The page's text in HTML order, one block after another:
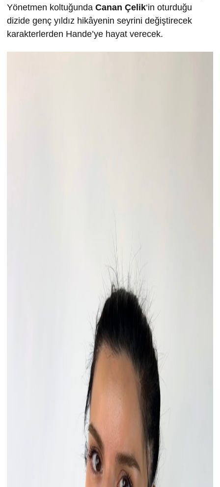
Yönetmen koltuğunda Canan Çelik‘in oturduğu
dizide genç yıldız hikâyenin seyrini değiştirecek
karakterlerden Hande’ye hayat verecek.